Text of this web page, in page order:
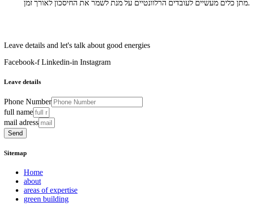
מתן כלים מעשיים לעובדים הרלוונטיים על מנת לשמר את החיסכון לאורך זמן.
Leave details and let's talk about good energies
Facebook-f Linkedin-in Instagram
Leave details
Phone Number
full name
mail adress
Send
Sitemap
Home
about
areas of expertise
green building